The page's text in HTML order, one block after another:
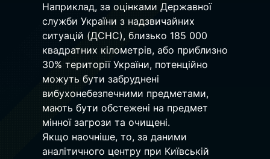
Наприклад, за оцінками Державної
служби України з надзвичайних
ситуацій (ДСНС), близько 185 000
квадратних кілометрів, або приблизно
30% території України, потенційно
можуть бути забруднені
вибухонебезпечними предметами,
мають бути обстежені на предмет
мінної загрози та очищені.
Якщо наочніше, то, за даними
аналітичного центру при Київській